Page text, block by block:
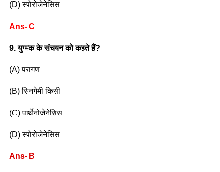
(D) स्पोरोजेनेसिस
Ans- C
9. युग्मक के संचयन को कहते हैं?
(A) परागण
(B) सिनगेमी किसी
(C) पार्थेनोजेनेसिस
(D) स्पोरोजेनेसिस
Ans- B